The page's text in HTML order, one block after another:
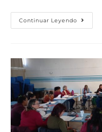
Continuar Leyendo